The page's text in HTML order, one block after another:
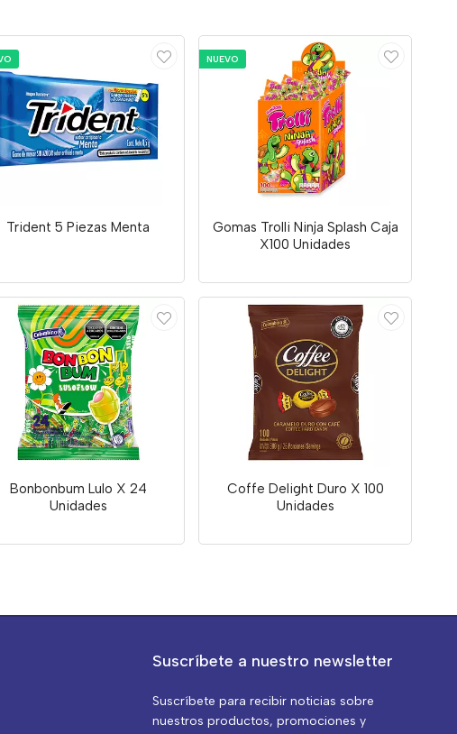
Trident 5 Piezas Menta
NUEVO
Gomas Trolli Ninja Splash Caja
X100 Unidades
Bonbonbum Lulo X 24
Unidades
Coffe Delight Duro X 100
Unidades
Suscríbete a nuestro newsletter
Suscríbete para recibir noticias sobre
nuestros productos, promociones y